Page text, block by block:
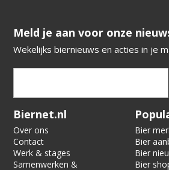
​​​​​​​Meld je aan voor onze
Wekelijks biernieuws en acties in je
Verification code:
Biernet.nl
Over ons
Contact
Werk & stages
Samenwerken &
Bier
Bier
Bier
Bier